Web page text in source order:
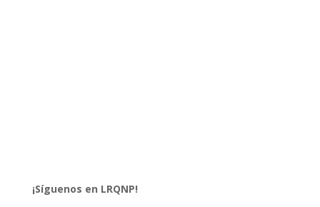
¡Síguenos en LRQNP!